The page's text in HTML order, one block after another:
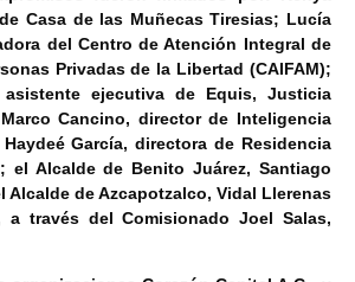
Casa de las Muñecas Tiresias; Lucía
del Centro de Atención Integral de
Privadas de la Libertad (CAIFAM);
asistente ejecutiva de Equis, Justicia
Cancino, director de Inteligencia
García, directora de Residencia
el Alcalde de Benito Juárez, Santiago
Alcalde de Azcapotzalco, Vidal Llerenas
a través del Comisionado Joel Salas,